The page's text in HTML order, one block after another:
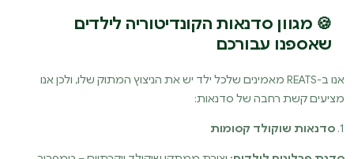
🍪 מגוון סדנאות הקונדיטוריה לילדים
שאספנו עבורכם
אנו ב-REATS מאמינים שלכל ילד יש את הניצוץ המתוק שלו, ולכן אנו
מציעים קשת רחבה של סדנאות:
1. סדנאות שוקולד קסומות